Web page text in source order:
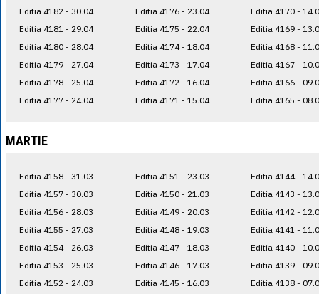
Editia 4182 - 30.04
Editia 4181 - 29.04
Editia 4180 - 28.04
Editia 4179 - 27.04
Editia 4178 - 25.04
Editia 4177 - 24.04
Editia 4176 - 23.04
Editia 4175 - 22.04
Editia 4174 - 18.04
Editia 4173 - 17.04
Editia 4172 - 16.04
Editia 4171 - 15.04
Editia 4170 -
Editia 4169 -
Editia 4168 -
Editia 4167 -
Editia 4166 -
Editia 4165 -
MARTIE
Editia 4158 - 31.03
Editia 4157 - 30.03
Editia 4156 - 28.03
Editia 4155 - 27.03
Editia 4154 - 26.03
Editia 4153 - 25.03
Editia 4152 - 24.03
Editia 4151 - 23.03
Editia 4150 - 21.03
Editia 4149 - 20.03
Editia 4148 - 19.03
Editia 4147 - 18.03
Editia 4146 - 17.03
Editia 4145 - 16.03
Editia 4144 -
Editia 4143 -
Editia 4142 -
Editia 4141 -
Editia 4140 -
Editia 4139 -
Editia 4138 -